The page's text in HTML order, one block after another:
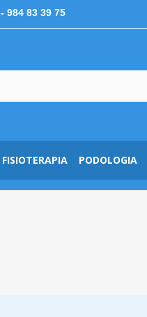
- 984 83 39 75
FISIOTERAPIA PODOLOGIA